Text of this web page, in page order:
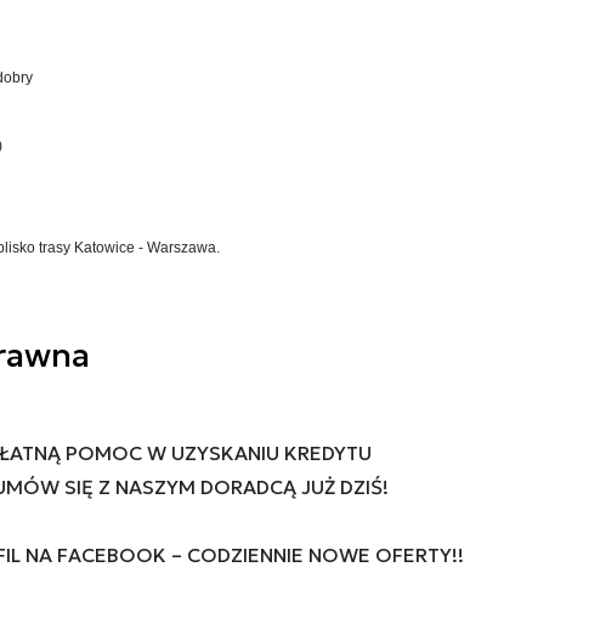
trasy Katowice - Warszawa.
POMOC W UZYSKANIU KREDYTU
SIĘ Z NASZYM DORADCĄ JUŻ DZIŚ!
NA FACEBOOK – CODZIENNIE NOWE OFERTY!!